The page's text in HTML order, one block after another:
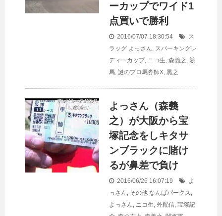
ーカップでワイド1
点買いで勝利
2016/07/07 18:30:54
ス
ラッグ よっさん, スパーキングレ
ディーカップ, ニコ生, 森義之 , 競
馬, 謎のプロ馬券師X, 黒之
よっさん（森義
之）が大阪から宝
塚記念をしキタサ
ンブラックに賭け
るが鼻差で負け
2016/06/26 16:07:19
よ
っさん, その他 なんばパークス,
よっさん, ニコ生, 外配信, 宝塚記